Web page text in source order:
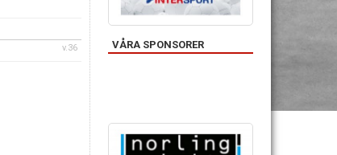
v.36 VÅRA SPONSORER